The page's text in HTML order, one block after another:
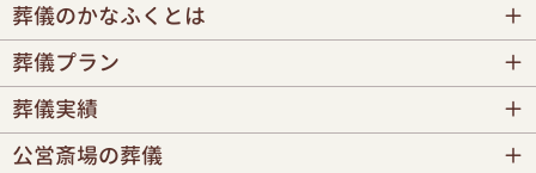
葬儀のかなふくとは
葬儀プラン
葬儀実績
公営斎場の葬儀